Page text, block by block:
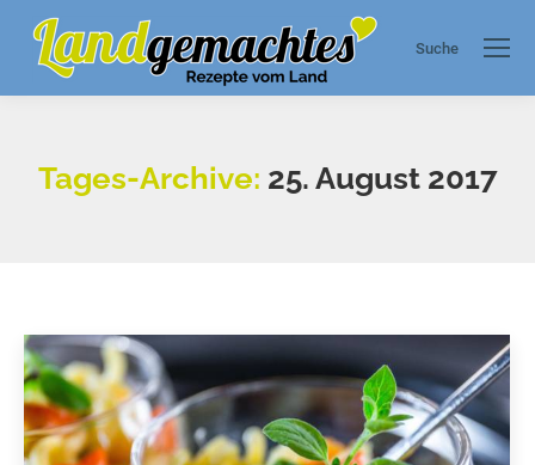
Search:
Suche
Tages-Archive: 25. August 2017